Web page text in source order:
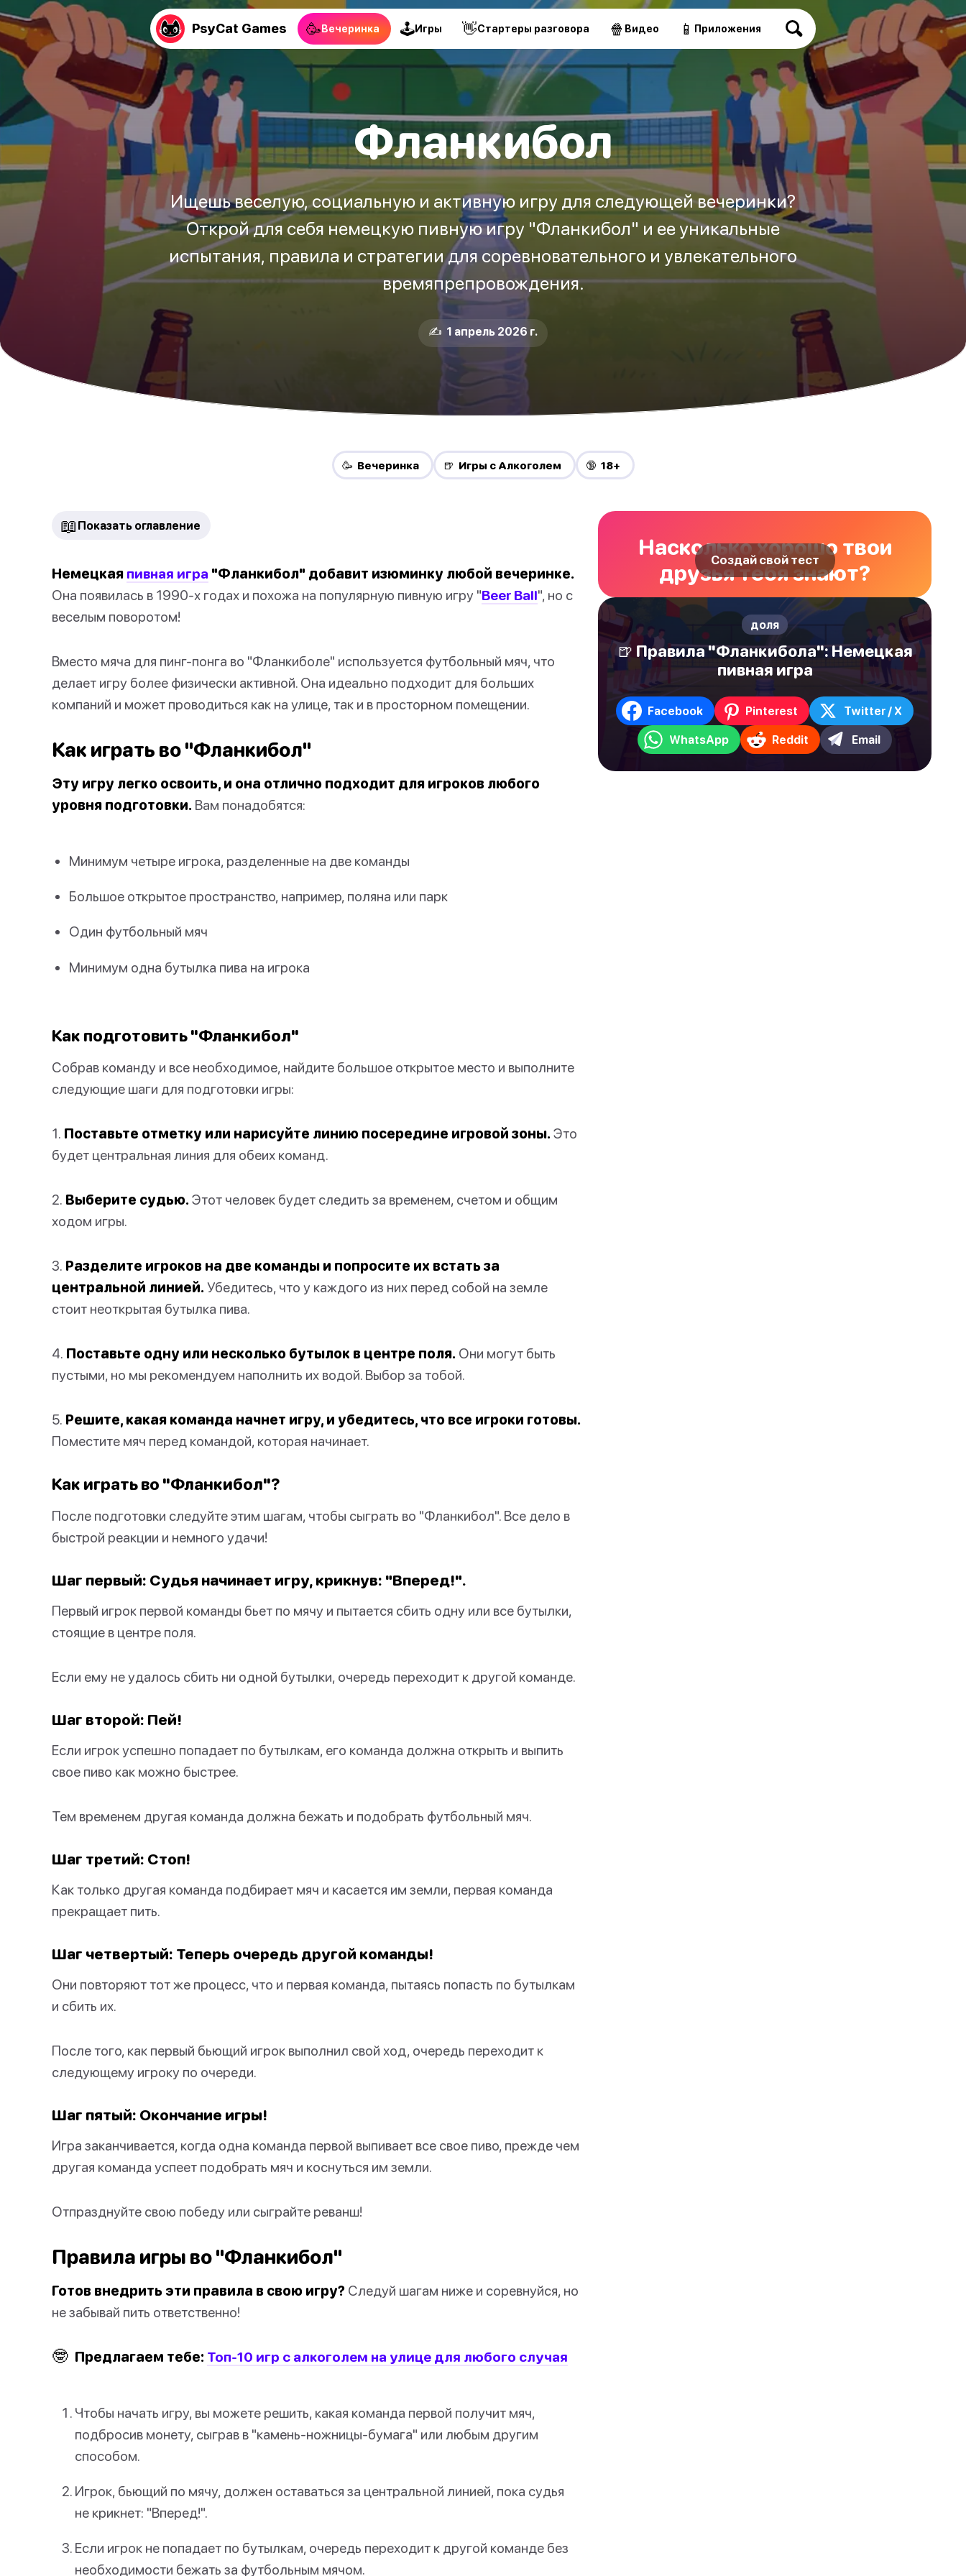
PsyCat Games 🥳Вечеринка 🕹Игры 👋Стартеры разговора 🍿 Видео 📱 Приложения
Фланкибол
Ищешь веселую, социальную и активную игру для следующей вечеринки?
Открой для себя немецкую пивную игру "Фланкибол" и ее уникальные
испытания, правила и стратегии для соревновательного и увлекательного
времяпрепровождения.
✍️ 1 апрель 2026 г.
🥳 Вечеринка 🍺 Игры с Алкоголем 🔞 18+
📖 Показать оглавление
Немецкая пивная игра "Фланкибол" добавит изюминку любой вечеринке.
Она появилась в 1990-х годах и похожа на популярную пивную игру "Beer Ball", но с
веселым поворотом!
Вместо мяча для пинг-понга во "Фланкиболе" используется футбольный мяч, что
делает игру более физически активной. Она идеально подходит для больших
компаний и может проводиться как на улице, так и в просторном помещении.
Как играть во "Фланкибол"
Эту игру легко освоить, и она отлично подходит для игроков любого
уровня подготовки. Вам понадобятся:
Минимум четыре игрока, разделенные на две команды
Большое открытое пространство, например, поляна или парк
Один футбольный мяч
Минимум одна бутылка пива на игрока
Как подготовить "Фланкибол"
Собрав команду и все необходимое, найдите большое открытое место и выполните
следующие шаги для подготовки игры:
1. Поставьте отметку или нарисуйте линию посередине игровой зоны. Это
будет центральная линия для обеих команд.
2. Выберите судью. Этот человек будет следить за временем, счетом и общим
ходом игры.
3. Разделите игроков на две команды и попросите их встать за
центральной линией. Убедитесь, что у каждого из них перед собой на земле
стоит неоткрытая бутылка пива.
4. Поставьте одну или несколько бутылок в центре поля. Они могут быть
пустыми, но мы рекомендуем наполнить их водой. Выбор за тобой.
5. Решите, какая команда начнет игру, и убедитесь, что все игроки готовы.
Поместите мяч перед командой, которая начинает.
Как играть во "Фланкибол"?
После подготовки следуйте этим шагам, чтобы сыграть во "Фланкибол". Все дело в
быстрой реакции и немного удачи!
Шаг первый: Судья начинает игру, крикнув: "Вперед!".
Первый игрок первой команды бьет по мячу и пытается сбить одну или все бутылки,
стоящие в центре поля.
Если ему не удалось сбить ни одной бутылки, очередь переходит к другой команде.
Шаг второй: Пей!
Если игрок успешно попадает по бутылкам, его команда должна открыть и выпить
свое пиво как можно быстрее.
Тем временем другая команда должна бежать и подобрать футбольный мяч.
Шаг третий: Стоп!
Как только другая команда подбирает мяч и касается им земли, первая команда
прекращает пить.
Шаг четвертый: Теперь очередь другой команды!
Они повторяют тот же процесс, что и первая команда, пытаясь попасть по бутылкам
и сбить их.
После того, как первый бьющий игрок выполнил свой ход, очередь переходит к
следующему игроку по очереди.
Шаг пятый: Окончание игры!
Игра заканчивается, когда одна команда первой выпивает все свое пиво, прежде чем
другая команда успеет подобрать мяч и коснуться им земли.
Отпразднуйте свою победу или сыграйте реванш!
Правила игры во "Фланкибол"
Готов внедрить эти правила в свою игру? Следуй шагам ниже и соревнуйся, но
не забывай пить ответственно!
🤓 Предлагаем тебе: Топ-10 игр с алкоголем на улице для любого случая
Чтобы начать игру, вы можете решить, какая команда первой получит мяч,
подбросив монету, сыграв в "камень-ножницы-бумага" или любым другим
способом.
Игрок, бьющий по мячу, должен оставаться за центральной линией, пока судья
не крикнет: "Вперед!".
Если игрок не попадает по бутылкам, очередь переходит к другой команде без
необходимости бежать за футбольным мячом.
Насколько хорошо твои
друзья тебя знают?
Создай свой тест
доля
🍺 Правила "Фланкибола": Немецкая
пивная игра
Facebook Pinterest Twitter / X
WhatsApp Reddit Email